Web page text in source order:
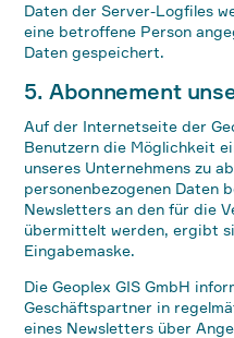
Daten der Server-Logfiles
eine betroffene Person
Daten gespeichert.
5. Abonnement
Auf der Internetseite der
Benutzern die Möglichkeit
unseres Unternehmens zu
personenbezogenen Daten
Newsletters an den für die
übermittelt werden, ergibt
Eingabemaske.
Die Geoplex GIS GmbH
Geschäftspartner in
eines Newsletters über